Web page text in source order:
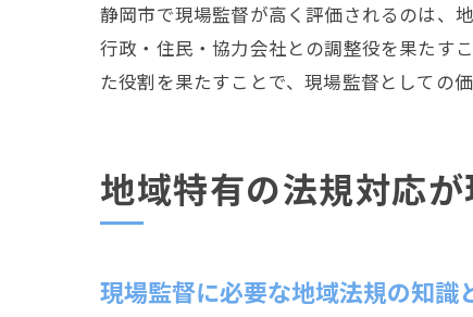
静岡市で現場監督が高く評価されるのは、
行政・住民・協力会社との調整役を果たす
た役割を果たすことで、現場監督としての価
地域特有の法規対応
現場監督に必要な地域法規の知識